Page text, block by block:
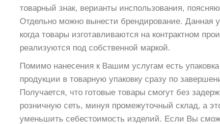
товарный знак, верианты инспользования,
Отдельно можно вынести брендирование. Данная
когда товары изготавливаются на контрактном
реализуются под собственной маркой.
Помимо нанесения к Вашим услугам есть упаковка
продукции в товарную упаковку сразу по
Получается, что готовые товары cмогут без
розничную сеть, минуя промежуточный склад, а
уменьшить себестоимость изделий. Если Вы